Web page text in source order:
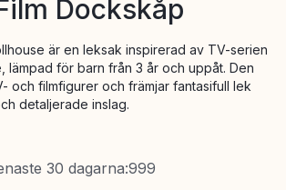
Dockskåp
är en leksak inspirerad av TV-serien
lämpad för barn från 3 år och uppåt. Den
och filmfigurer och främjar fantasifull lek
detaljerade inslag.
30 dagarna:999